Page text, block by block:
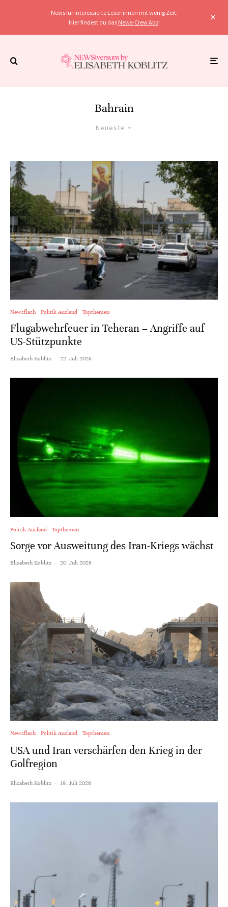
News für interessierte Leser:innen mit wenig Zeit.
Hier findest du das News-Crew Abo!
Bahrain
Neueste
Newsflash Politik Ausland Topthemen
Flugabwehrfeuer in Teheran – Angriffe auf
US-Stützpunkte
Elisabeth Koblitz · 22. Juli 2026
Politik Ausland Topthemen
Sorge vor Ausweitung des Iran-Kriegs wächst
Elisabeth Koblitz · 20. Juli 2026
Newsflash Politik Ausland Topthemen
USA und Iran verschärfen den Krieg in der
Golfregion
Elisabeth Koblitz · 19. Juli 2026